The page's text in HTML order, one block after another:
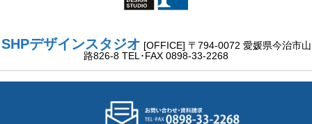
SHPデザインスタジオ [OFFICE] 〒794-0072 愛媛県今治市山
路826-8 TEL･FAX 0898-33-2268